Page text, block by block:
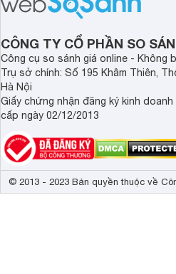
CÔNG TY CỔ PHẦN SO
Công cụ so sánh giá online - Không
Trụ sở chính: Số 195 Khâm Thiên,
Hà Nội
Giấy chứng nhận đăng ký kinh doanh
cấp ngày 02/12/2013
© 2013 - 2023 Bản quyền thuộc về